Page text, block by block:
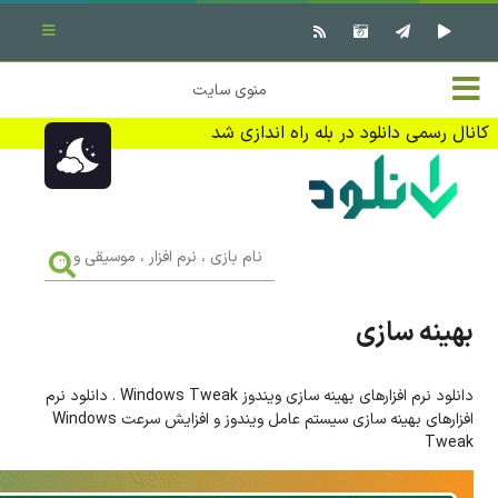
خانه
تماس با ما
تبلیغات
منوی سایت
کانال رسمی دانلود در بله راه اندازی شد
✖ بستن منو
نرم افزار کامپیوتر
بازی کامپیوتر
کتاب
وبلاگ
بله دنبال کنید (ورود)
بازی
،
بهینه سازی
دانلود نرم افزارهای بهینه سازی ویندوز Windows Tweak . دانلود نرم
افزارهای بهینه سازی سیستم عامل ویندوز و افزایش سرعت Windows
Tweak